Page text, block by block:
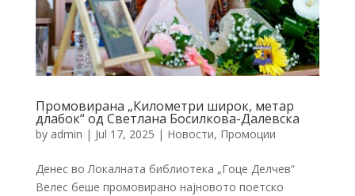
Промовирана „Километри широк, метар
длабок“ од Светлана Босилкова-Далевска
by admin | Jul 17, 2025 | Новости, Промоции
Денес во Локалната библиотека „Гоце Делчев“
Велес беше промовирано најновото поетско